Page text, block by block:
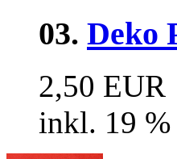
03. Deko
2,50 EUR
inkl. 19